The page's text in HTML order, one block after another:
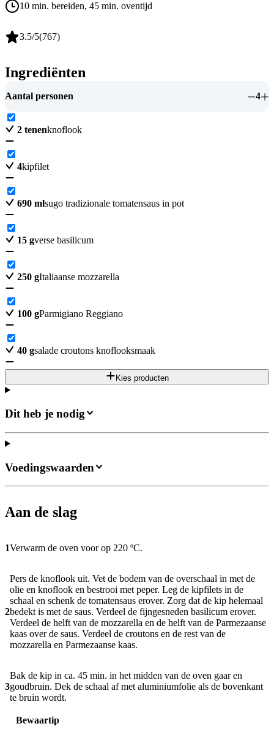
10 min. bereiden, 45 min. oventijd
3.5/5(767)
Ingrediënten
Aantal personen 4
2 tenenknoflook
4kipfilet
690 mlsugo tradizionale tomatensaus in pot
15 gverse basilicum
250 gItaliaanse mozzarella
100 gParmigiano Reggiano
40 gsalade croutons knoflooksmaak
Kies producten
Dit heb je nodig
Aan de slag
1Verwarm de oven voor op 220 ºC.
2
Pers de knoflook uit. Vet de bodem van de overschaal in met de
olie en knoflook en bestrooi met peper. Leg de kipfilets in de
schaal en schenk de tomatensaus erover. Zorg dat de kip helemaal
bedekt is met de saus. Verdeel de fijngesneden basilicum erover.
Verdeel de helft van de mozzarella en de helft van de Parmezaanse
kaas over de saus. Verdeel de croutons en de rest van de
mozzarella en Parmezaanse kaas.
3
Bak de kip in ca. 45 min. in het midden van de oven gaar en
goudbruin. Dek de schaal af met aluminiumfolie als de bovenkant
te bruin wordt.
Bewaartip
Voedingswaarden